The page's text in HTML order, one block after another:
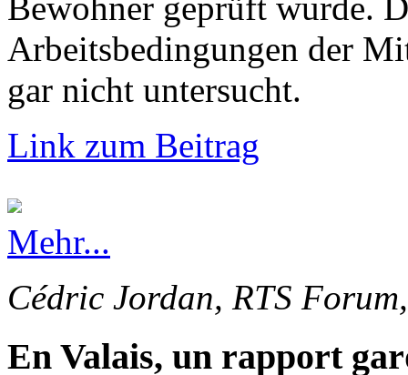
Bewohner geprüft wurde.
Arbeitsbedingungen der
gar nicht untersucht.
Link zum Beitrag
Mehr...
Cédric Jordan, RTS
En Valais, un rapport